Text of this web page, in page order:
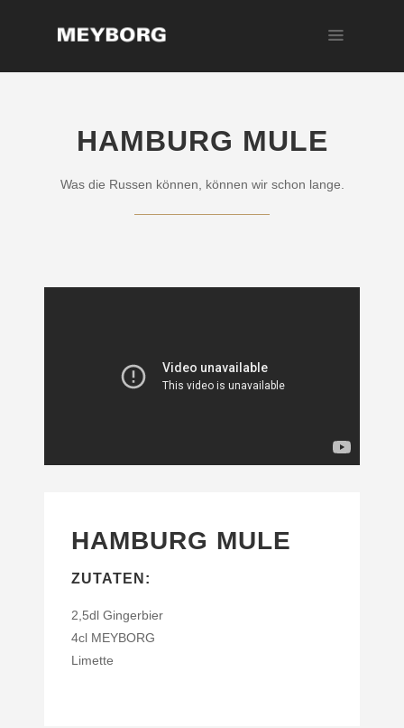
HAMBURG MULE
Was die Russen können, können wir schon lange.
HAMBURG MULE
ZUTATEN:
2,5dl Gingerbier
4cl MEYBORG
Limette